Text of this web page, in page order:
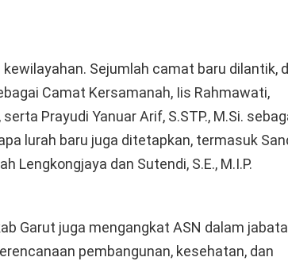
Sejumlah camat baru dilantik,
Camat Kersamanah, Iis Rahmawati,
Prayudi Yanuar Arif, S.STP., M.Si.
lurah baru juga ditetapkan, termasuk
Lengkongjaya dan Sutendi, S.E., M.I.P.
Garut juga mengangkat ASN dalam
pembangunan, kesehatan, dan